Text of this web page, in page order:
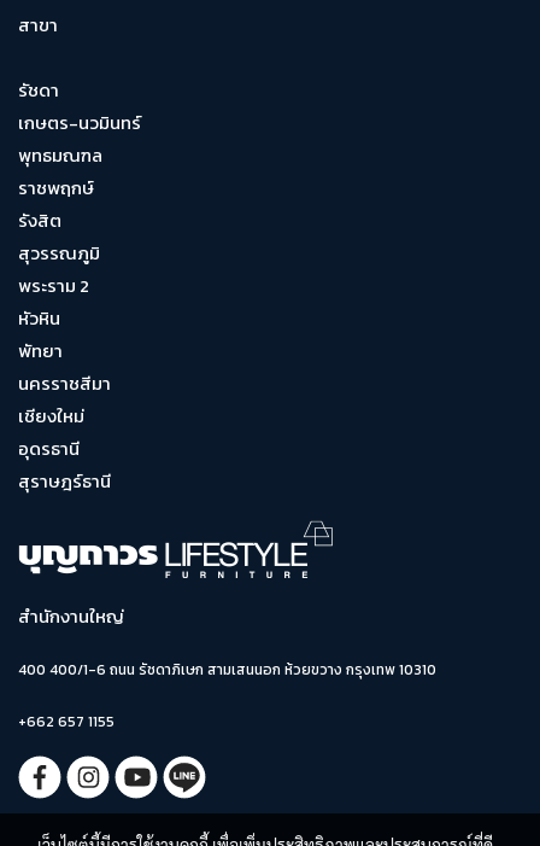
สาขา
รัชดา
เกษตร-นวมินทร์
พุทธมณฑล
ราชพฤกษ์
รังสิต
สุวรรณภูมิ
พระราม 2
หัวหิน
พัทยา
นครราชสีมา
เชียงใหม่
อุดรธานี
สุราษฎร์ธานี
สำนักงานใหญ่
400 400/1-6 ถนน รัชดาภิเษก สามเสนนอก ห้วยขวาง กรุงเทพ 10310
+662 657 1155